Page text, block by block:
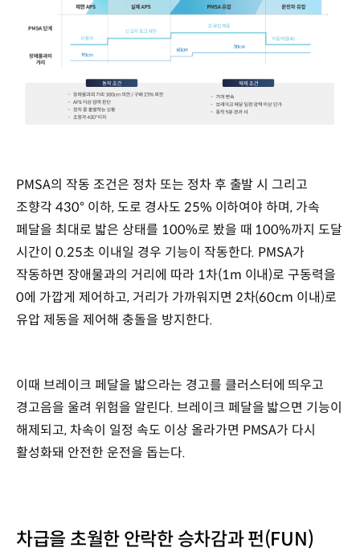
PMSA의 작동 조건은 정차 또는 정차 후 출발 시 그리고
조향각 430° 이하, 도로 경사도 25% 이하여야 하며, 가속
페달을 최대로 밟은 상태를 100%로 봤을 때 100%까지 도달
시간이 0.25초 이내일 경우 기능이 작동한다. PMSA가
작동하면 장애물과의 거리에 따라 1차(1m 이내)로 구동력을
0에 가깝게 제어하고, 거리가 가까워지면 2차(60cm 이내)로
유압 제동을 제어해 충돌을 방지한다.
이때 브레이크 페달을 밟으라는 경고를 클러스터에 띄우고
경고음을 울려 위험을 알린다. 브레이크 페달을 밟으면 기능이
해제되고, 차속이 일정 속도 이상 올라가면 PMSA가 다시
활성화돼 안전한 운전을 돕는다.
차급을 초월한 안락한 승차감과 펀(FUN)